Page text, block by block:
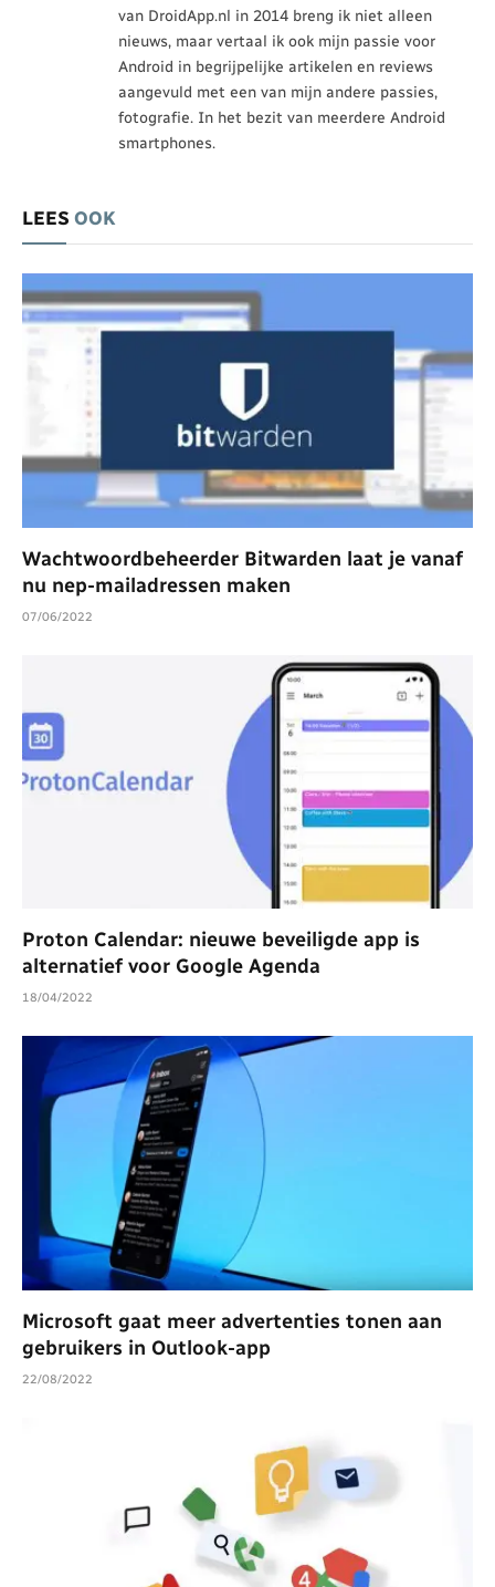
van DroidApp.nl in 2014 breng ik niet alleen
nieuws, maar vertaal ik ook mijn passie voor
Android in begrijpelijke artikelen en reviews
aangevuld met een van mijn andere passies,
fotografie. In het bezit van meerdere Android
smartphones.
LEES OOK
Wachtwoordbeheerder Bitwarden laat je vanaf
nu nep-mailadressen maken
07/06/2022
Proton Calendar: nieuwe beveiligde app is
alternatief voor Google Agenda
18/04/2022
Microsoft gaat meer advertenties tonen aan
gebruikers in Outlook-app
22/08/2022